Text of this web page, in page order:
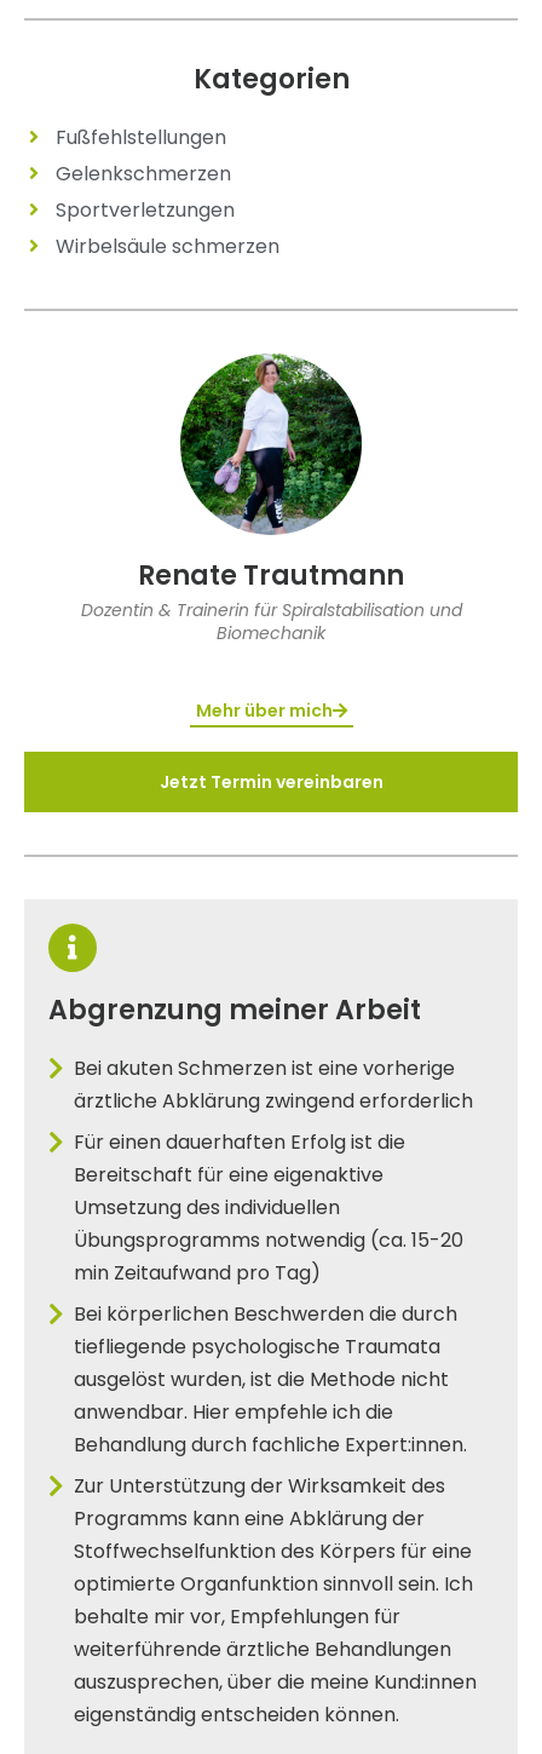
Kategorien
Fußfehlstellungen
Gelenkschmerzen
Sportverletzungen
Wirbelsäule schmerzen
Renate Trautmann
Dozentin & Trainerin für Spiralstabilisation und
Biomechanik
Mehr über mich
Jetzt Termin vereinbaren
Abgrenzung meiner Arbeit
Bei akuten Schmerzen ist eine vorherige
ärztliche Abklärung zwingend erforderlich
Für einen dauerhaften Erfolg ist die
Bereitschaft für eine eigenaktive
Umsetzung des individuellen
Übungsprogramms notwendig (ca. 15-20
min Zeitaufwand pro Tag)
Bei körperlichen Beschwerden die durch
tiefliegende psychologische Traumata
ausgelöst wurden, ist die Methode nicht
anwendbar. Hier empfehle ich die
Behandlung durch fachliche Expert:innen.
Zur Unterstützung der Wirksamkeit des
Programms kann eine Abklärung der
Stoffwechselfunktion des Körpers für eine
optimierte Organfunktion sinnvoll sein. Ich
behalte mir vor, Empfehlungen für
weiterführende ärztliche Behandlungen
auszusprechen, über die meine Kund:innen
eigenständig entscheiden können.